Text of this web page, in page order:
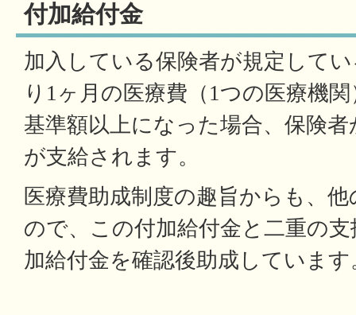
付加給付金
加入している保険者が規定して
り1ヶ月の医療費（1つの医療機
基準額以上になった場合、保険
が支給されます。
医療費助成制度の趣旨からも、
ので、この付加給付金と二重の
加給付金を確認後助成しています